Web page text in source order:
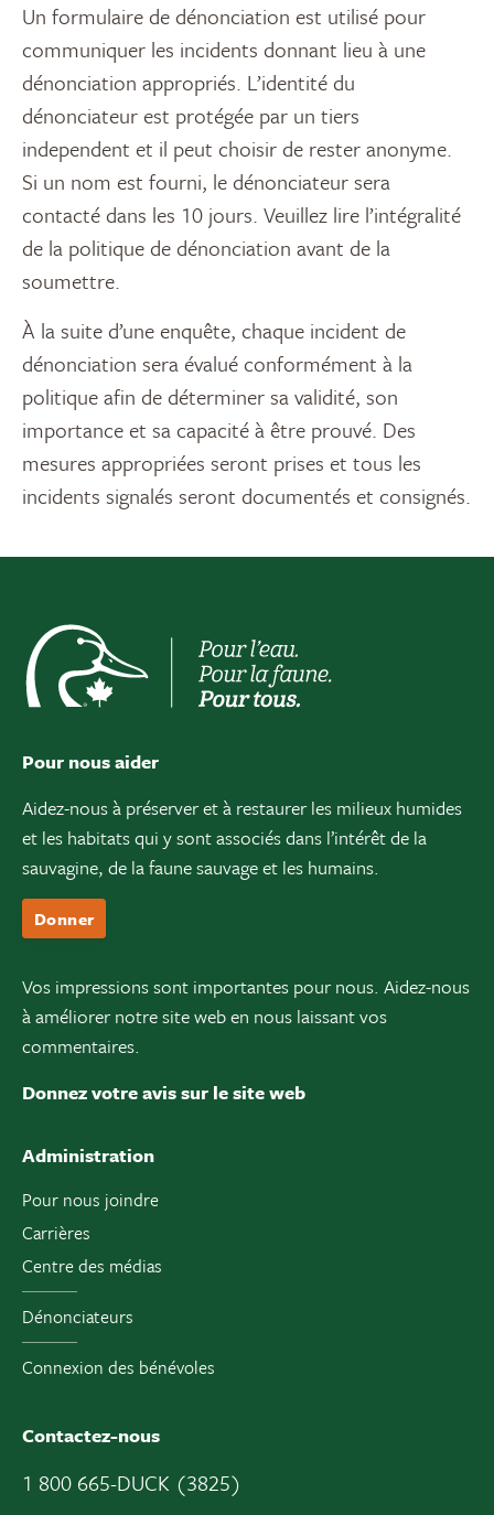
Un formulaire de dénonciation est utilisé pour
communiquer les incidents donnant lieu à une
dénonciation appropriés. L’identité du
dénonciateur est protégée par un tiers
independent et il peut choisir de rester anonyme.
Si un nom est fourni, le dénonciateur sera
contacté dans les 10 jours. Veuillez lire l’intégralité
de la politique de dénonciation avant de la
soumettre.
À la suite d’une enquête, chaque incident de
dénonciation sera évalué conformément à la
politique afin de déterminer sa validité, son
importance et sa capacité à être prouvé. Des
mesures appropriées seront prises et tous les
incidents signalés seront documentés et consignés.
Pour nous aider
Aidez-nous à préserver et à restaurer les milieux humides
et les habitats qui y sont associés dans l’intérêt de la
sauvagine, de la faune sauvage et les humains.
Donner
Vos impressions sont importantes pour nous. Aidez-nous
à améliorer notre site web en nous laissant vos
commentaires.
Donnez votre avis sur le site web
Administration
Pour nous joindre
Carrières
Centre des médias
Dénonciateurs
Connexion des bénévoles
Contactez-nous
1 800 665-DUCK (3825)